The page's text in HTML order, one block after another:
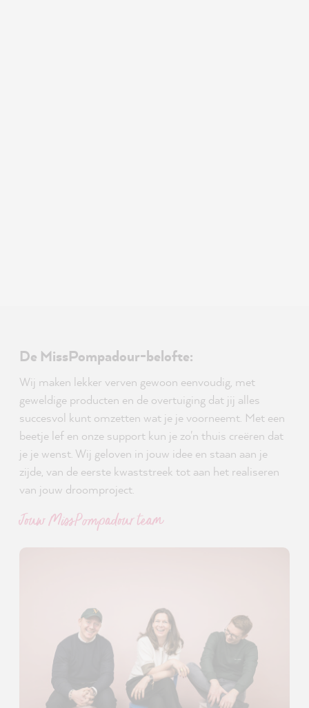
De MissPompadour-belofte:
Wij maken lekker verven gewoon eenvoudig, met
geweldige producten en de overtuiging dat jij alles
succesvol kunt omzetten wat je je voorneemt. Met een
beetje lef en onze support kun je zo'n thuis creëren dat
je je wenst. Wij geloven in jouw idee en staan aan je
zijde, van de eerste kwaststreek tot aan het realiseren
van jouw droomproject.
Jouw MissPompadour team